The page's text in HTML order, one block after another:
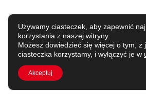
Używamy ciasteczek, aby zapewnić
korzystania z naszej witryny.
Możesz dowiedzieć się więcej o tym, z
ciasteczka korzystamy, i wyłączyć je w
Akceptuj